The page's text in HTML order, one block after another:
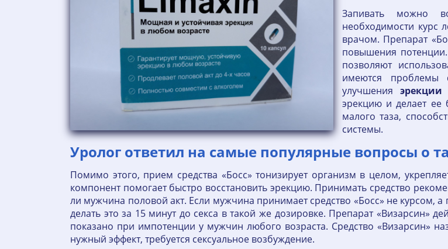
Запивать можно
необходимости курс
врачом. Препарат
повышения
позволяют
имеются проблемы
улучшения эрекции
эрекцию и делает ее
малого таза,
системы.
Уролог ответил на самые популярные вопросы о
Помимо этого, прием средства «Босс» тонизирует организм в целом,
компонент помогает быстро восстановить эрекцию. Принимать средство
ли мужчина половой акт. Если мужчина принимает средство «Босс» не курсом,
делать это за 15 минут до секса в такой же дозировке. Препарат «Визарсин»
показано при импотенции у мужчин любого возраста. Средство «Визарсин»
нужный эффект, требуется сексуальное возбуждение.